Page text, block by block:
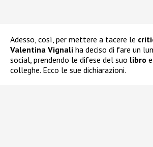
Adesso, così, per mettere a tacere le
Valentina Vignali ha deciso di fare un
social, prendendo le difese del suo libro
colleghe. Ecco le sue dichiarazioni.